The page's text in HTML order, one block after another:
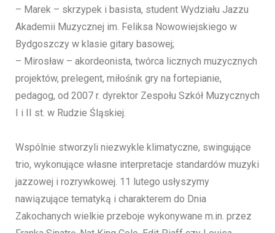
– Marek – skrzypek i basista, student Wydziału Jazzu
Akademii Muzycznej im. Feliksa Nowowiejskiego w
Bydgoszczy w klasie gitary basowej;
– Mirosław – akordeonista, twórca licznych muzycznych
projektów, prelegent, miłośnik gry na fortepianie,
pedagog, od 2007 r. dyrektor Zespołu Szkół Muzycznych
I i II st. w Rudzie Śląskiej.
Wspólnie stworzyli niezwykle klimatyczne, swingujące
trio, wykonujące własne interpretacje standardów muzyki
jazzowej i rozrywkowej. 11 lutego usłyszymy
nawiązujące tematyką i charakterem do Dnia
Zakochanych wielkie przeboje wykonywane m.in. przez